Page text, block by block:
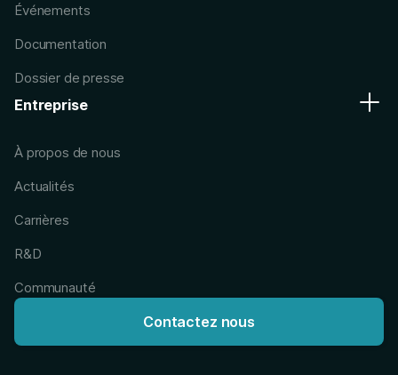
Événements
Documentation
Dossier de presse
Entreprise
À propos de nous
Actualités
Carrières
R&D
Communauté
Contactez nous